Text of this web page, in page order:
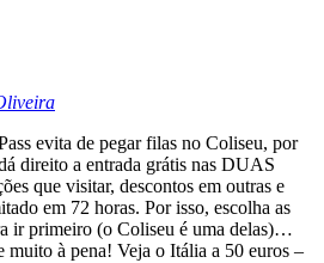
evita de pegar filas no Coliseu, por
direito a entrada grátis nas DUAS
que visitar, descontos em outras e
em 72 horas. Por isso, escolha as
ir primeiro (o Coliseu é uma delas)…
muito à pena! Veja o Itália a 50 euros –